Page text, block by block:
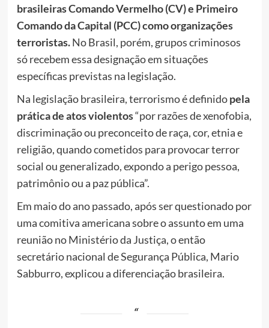
brasileiras Comando Vermelho (CV) e Primeiro
Comando da Capital (PCC) como organizações
terroristas.No Brasil, porém, grupos criminosos
só recebem essa designação em situações
específicas previstas na legislação.
Na legislação brasileira, terrorismo é definidopela
prática de atos violentos“por razões de xenofobia,
discriminação ou preconceito de raça, cor, etnia e
religião, quando cometidos para provocar terror
social ou generalizado, expondo a perigo pessoa,
patrimônio ou a paz pública”.
Em maio do ano passado, após ser questionado por
uma comitiva americana sobre o assunto em uma
reunião no Ministério da Justiça, o então
secretário nacional de Segurança Pública, Mario
Sabburro, explicou a diferenciação brasileira.